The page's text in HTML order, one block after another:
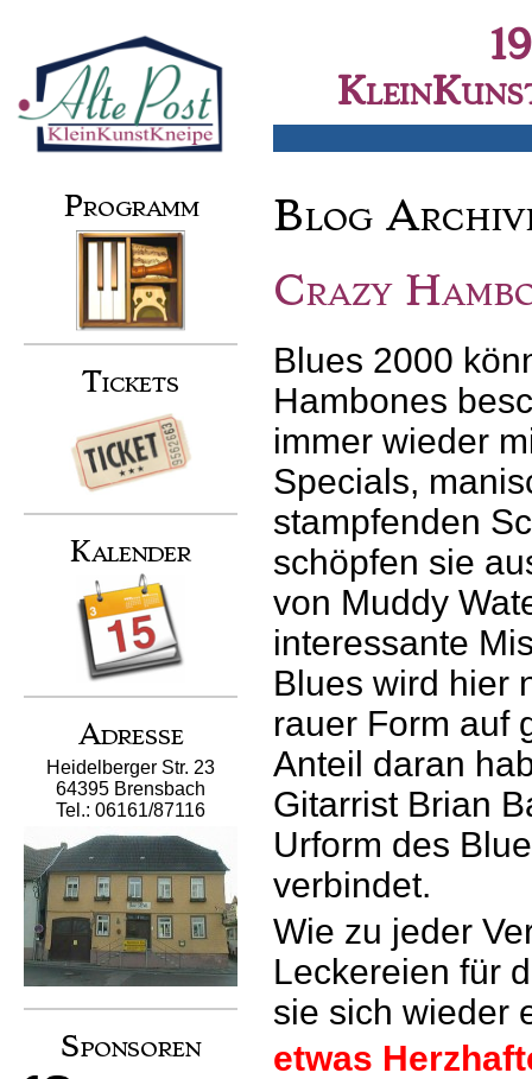
Secondary menu
Blog
Crazy
Blues 2000
Hambones
immer wieder
Specials,
stampfenden
schöpfen sie
von Muddy
interessante
Blues wird hier
rauer Form auf
Anteil daran
Gitarrist Brian
Urform des
verbindet.
Wie zu jeder
Leckereien für
sie sich wieder
etwas
Programm
Tickets
Kalender
Adresse
Heidelberger Str. 23
64395 Brensbach
Tel.: 06161/87116
Sponsoren